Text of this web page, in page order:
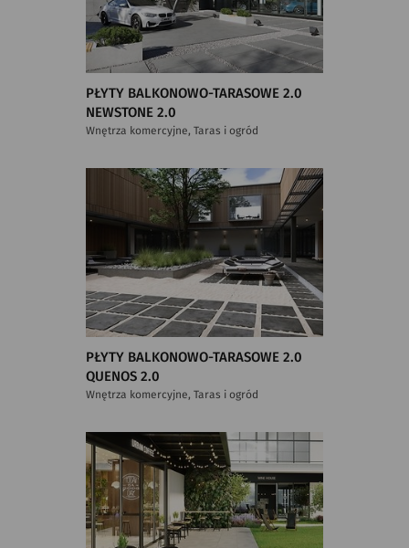
PŁYTY BALKONOWO-TARASOWE 2.0
NEWSTONE 2.0
Wnętrza komercyjne, Taras i ogród
PŁYTY BALKONOWO-TARASOWE 2.0
QUENOS 2.0
Wnętrza komercyjne, Taras i ogród